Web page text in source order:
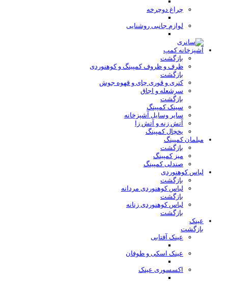
چراغ دوچرخه
لوازم جانبی روشنایی
آشپزخانه کمپ
بازگشت
ظرف و ظروف کمپینگ و کوهنوردی
بازگشت
کتری و قوری چای و قهوه جوش
سرشعله و اجاق
بازگشت
سینک کمپینگ
سایر وسایل آشپزخانه
آتش زنه و آتش زا
یخچال کمپینگ
مبلمان کمپینگ
بازگشت
میز کمپینگ
صندلی کمپینگ
لباس کوهنوردی
بازگشت
لباس کوهنوردی مردانه
بازگشت
لباس کوهنوردی زنانه
بازگشت
عینک
بازگشت
عینک آفتابی
عینک اسکی و طوفان
اکسسوری عینک